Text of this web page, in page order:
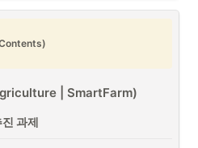
지털 노마드 (출처 : Unsplash)
| SmartFarm)
과제